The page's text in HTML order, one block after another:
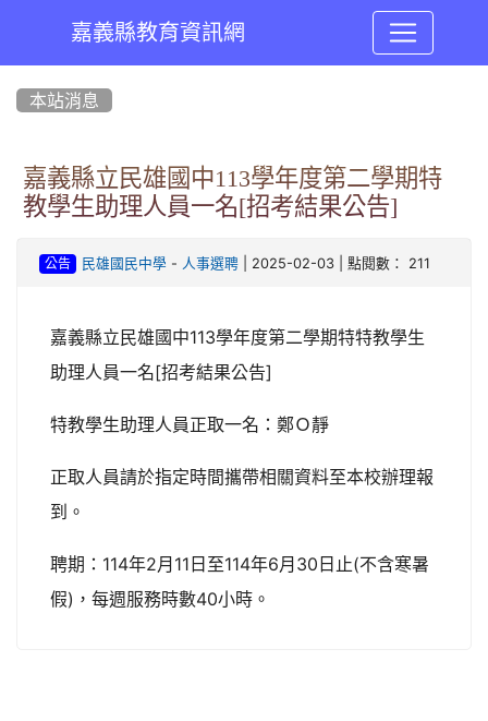
嘉義縣教育資訊網
本站消息
嘉義縣立民雄國中113學年度第二學期特
教學生助理人員一名[招考結果公告]
公告 民雄國民中學- 人事選聘| 2025-02-03 | 點閱數： 211
嘉義縣立民雄國中113學年度第二學期特特教學生
助理人員一名[招考結果公告]
特教學生助理人員正取一名：鄭Ｏ靜
正取人員請於指定時間攜帶相關資料至本校辦理報
到。
聘期：114年2月11日至114年6月30日止(不含寒暑
假)，每週服務時數40小時。